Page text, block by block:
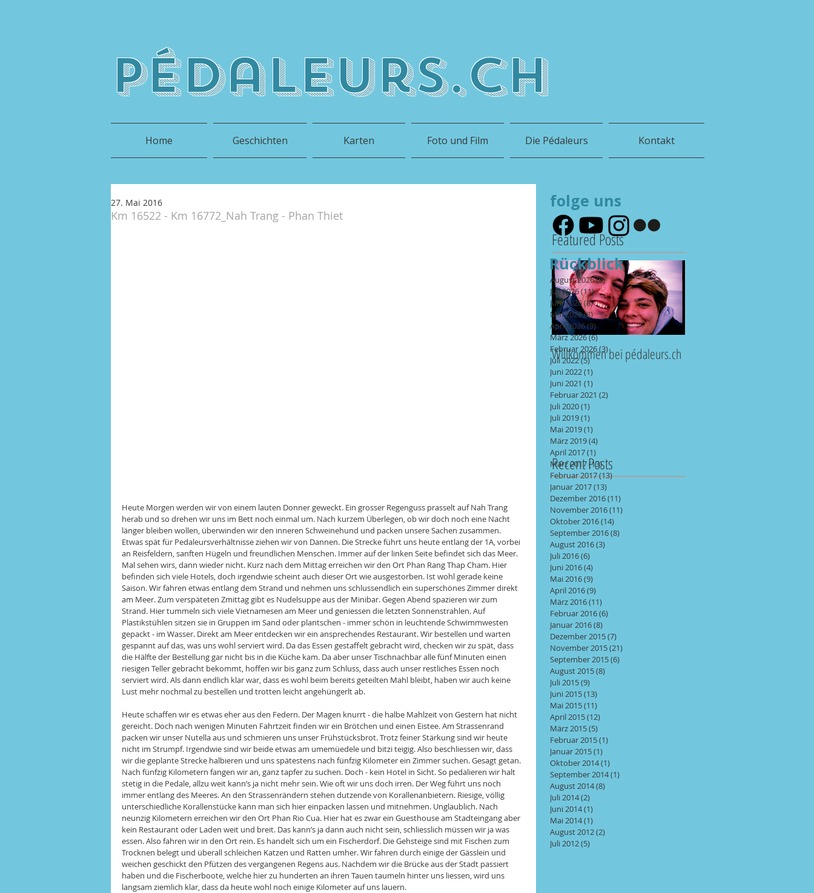
pédaleurs.ch
Home Geschichten Karten Foto und Film Die Pédaleurs Kontakt
Km 16522 - Km 16772_Nah Trang - Phan Thiet
27. Mai 2016
Heute Morgen werden wir von einem lauten Donner geweckt. Ein grosser Regenguss prasselt auf Nah Trang
herab und so drehen wir uns im Bett noch einmal um. Nach kurzem Überlegen, ob wir doch noch eine Nacht
länger bleiben wollen, überwinden wir den inneren Schweinehund und packen unsere Sachen zusammen.
Etwas spät für Pedaleursverhältnisse ziehen wir von Dannen. Die Strecke führt uns heute entlang der 1A, vorbei
an Reisfeldern, sanften Hügeln und freundlichen Menschen. Immer auf der linken Seite befindet sich das Meer.
Mal sehen wirs, dann wieder nicht. Kurz nach dem Mittag erreichen wir den Ort Phan Rang Thap Cham. Hier
befinden sich viele Hotels, doch irgendwie scheint auch dieser Ort wie ausgestorben. Ist wohl gerade keine
Saison. Wir fahren etwas entlang dem Strand und nehmen uns schlussendlich ein superschönes Zimmer direkt
am Meer. Zum verspäteten Zmittag gibt es Nudelsuppe aus der Minibar. Gegen Abend spazieren wir zum
Strand. Hier tummeln sich viele Vietnamesen am Meer und geniessen die letzten Sonnenstrahlen. Auf
Plastikstühlen sitzen sie in Gruppen im Sand oder plantschen - immer schön in leuchtende Schwimmwesten
gepackt - im Wasser. Direkt am Meer entdecken wir ein ansprechendes Restaurant. Wir bestellen und warten
gespannt auf das, was uns wohl serviert wird. Da das Essen gestaffelt gebracht wird, checken wir zu spät, dass
die Hälfte der Bestellung gar nicht bis in die Küche kam. Da aber unser Tischnachbar alle fünf Minuten einen
riesigen Teller gebracht bekommt, hoffen wir bis ganz zum Schluss, dass auch unser restliches Essen noch
serviert wird. Als dann endlich klar war, dass es wohl beim bereits geteilten Mahl bleibt, haben wir auch keine
Lust mehr nochmal zu bestellen und trotten leicht angehüngerlt ab.
Heute schaffen wir es etwas eher aus den Federn. Der Magen knurrt - die halbe Mahlzeit von Gestern hat nicht
gereicht. Doch nach wenigen Minuten Fahrtzeit finden wir ein Brötchen und einen Eistee. Am Strassenrand
packen wir unser Nutella aus und schmieren uns unser Frühstücksbrot. Trotz feiner Stärkung sind wir heute
nicht im Strumpf. Irgendwie sind wir beide etwas am umemüedele und bitzi teigig. Also beschliessen wir, dass
wir die geplante Strecke halbieren und uns spätestens nach fünfzig Kilometer ein Zimmer suchen. Gesagt getan.
Nach fünfzig Kilometern fangen wir an, ganz tapfer zu suchen. Doch - kein Hotel in Sicht. So pedalieren wir halt
stetig in die Pedale, allzu weit kann’s ja nicht mehr sein. Wie oft wir uns doch irren. Der Weg führt uns noch
immer entlang des Meeres. An den Strassenrändern stehen dutzende von Korallenanbietern. Riesige, völlig
unterschiedliche Korallenstücke kann man sich hier einpacken lassen und mitnehmen. Unglaublich. Nach
neunzig Kilometern erreichen wir den Ort Phan Rio Cua. Hier hat es zwar ein Guesthouse am Stadteingang aber
kein Restaurant oder Laden weit und breit. Das kann’s ja dann auch nicht sein, schliesslich müssen wir ja was
essen. Also fahren wir in den Ort rein. Es handelt sich um ein Fischerdorf. Die Gehsteige sind mit Fischen zum
Trocknen belegt und überall schleichen Katzen und Ratten umher. Wir fahren durch einige der Gässlein und
weichen geschickt den Pfützen des vergangenen Regens aus. Nachdem wir die Brücke aus der Stadt passiert
haben und die Fischerboote, welche hier zu hunderten an ihren Tauen taumeln hinter uns liessen, wird uns
langsam ziemlich klar, dass da heute wohl noch einige Kilometer auf uns lauern.
Featured Posts
Willkommen bei pédaleurs.ch
Recent Posts
folge uns
Rückblick
August 2026(2)2 Beiträge
Juli 2026(11)11 Beiträge
Juni 2026(8)8 Beiträge
Mai 2026(8)8 Beiträge
April 2026(9)9 Beiträge
März 2026(6)6 Beiträge
Februar 2026(3)3 Beiträge
Juli 2022(5)5 Beiträge
Juni 2022(1)
Juni 2021 (1)
Februar 2021 (2)
Juli 2020(1)
Juli 2019(1)
Mai 2019(1)
März 2019(4)
April 2017(1)
März 2017(13)13 Beiträge
Februar 2017(13)13 Beiträge
Januar 2017(13)
Dezember 2016(11)
November 2016(11)
Oktober 2016(14)
September 2016(8)
August 2016(3)
Juli 2016(6)
Juni 2016(4)
Mai 2016(9)
April 2016(9)
März 2016(11)
Februar 2016(6)
Januar 2016(8)
Dezember 2015(7)
November 2015(21)
September 2015(6)
August 2015(8)
Juli 2015(9)
Juni 2015(13)
Mai 2015(11)
April 2015(12)
März 2015(5)
Februar 2015(1)
Januar 2015(1)
Oktober 2014(1)
September 2014(1)
August 2014(8)
Juli 2014(2)
Juni 2014(1)
Mai 2014(1)
August 2012(2)
Juli 2012(5)